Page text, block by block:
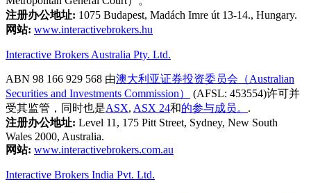
注册办公地址: 1075 Budapest, Madách Imre út 13-14., Hungary.
网站: www.interactivebrokers.hu
Interactive Brokers Australia Pty. Ltd.
ABN 98 166 929 568 由澳大利亚证券投资委员会（Australian
Securities and Investments Commission）
(AFSL: 453554)许可并
受其监管，同时也是ASX, ASX 24和的参与成员。 .
注册办公地址: Level 11, 175 Pitt Street, Sydney, New South
Wales 2000, Australia.
网站: www.interactivebrokers.com.au
Interactive Brokers India Pvt. Ltd.